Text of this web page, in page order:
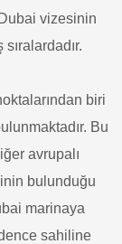
vizesinin
biri
Bu
avrupalı
bulunduğu
marinaya
sahiline